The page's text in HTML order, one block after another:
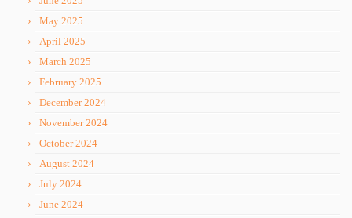
May 2025
April 2025
March 2025
February 2025
December 2024
November 2024
October 2024
August 2024
July 2024
June 2024